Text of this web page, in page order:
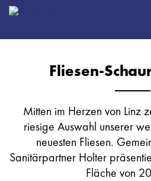
Fliesen-
Mitten im Herzen von Linz
riesige Auswahl unserer
neuesten Fliesen.
Sanitärpartner Holter
Fläche von